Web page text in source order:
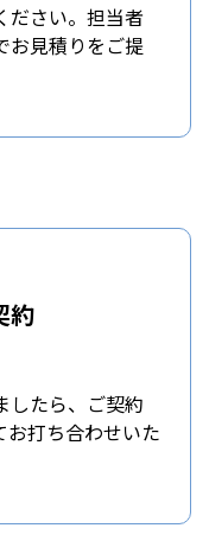
ださい。担当者
お見積りをご提
約
したら、ご契約
お打ち合わせいた